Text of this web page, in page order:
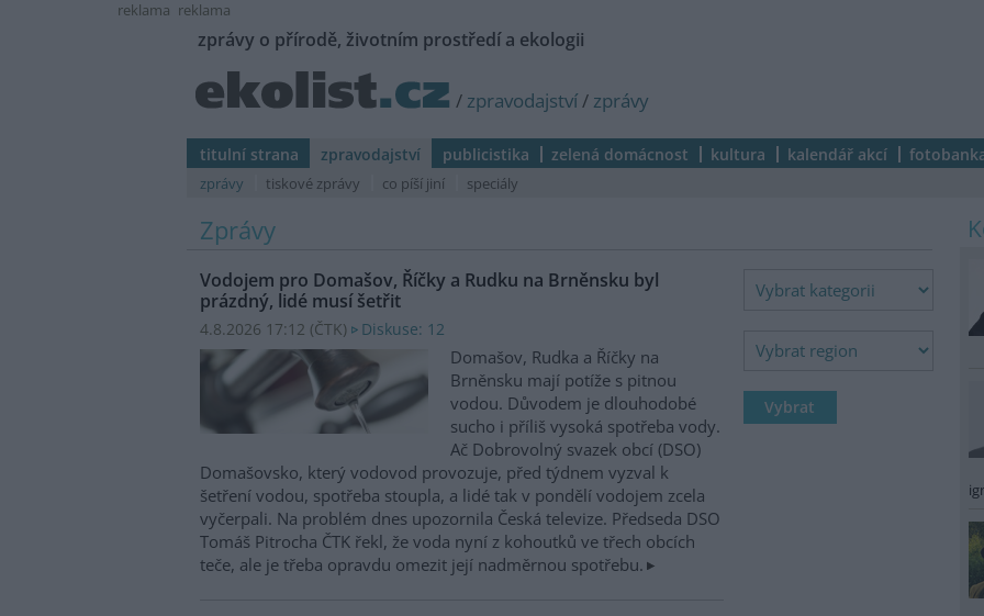
reklama reklama
zprávy o přírodě, životním prostředí a ekologii
/ zpravodajství/ zprávy
titulní strana zpravodajství publicistika zelená domácnost kultura kalendář akcí
zprávy tiskové zprávy co píší jiní speciály
Zprávy
Vodojem pro Domašov, Říčky a Rudku na Brněnsku byl
prázdný, lidé musí šetřit
4.8.2026 17:12 (ČTK) Diskuse: 12
Domašov, Rudka a Říčky na
Brněnsku mají potíže s pitnou
vodou. Důvodem je dlouhodobé
sucho i příliš vysoká spotřeba vody.
Ač Dobrovolný svazek obcí (DSO)
Domašovsko, který vodovod provozuje, před týdnem vyzval k
šetření vodou, spotřeba stoupla, a lidé tak v pondělí vodojem zcela
vyčerpali. Na problém dnes upozornila Česká televize. Předseda DSO
Tomáš Pitrocha ČTK řekl, že voda nyní z kohoutků ve třech obcích
teče, ale je třeba opravdu omezit její nadměrnou spotřebu.